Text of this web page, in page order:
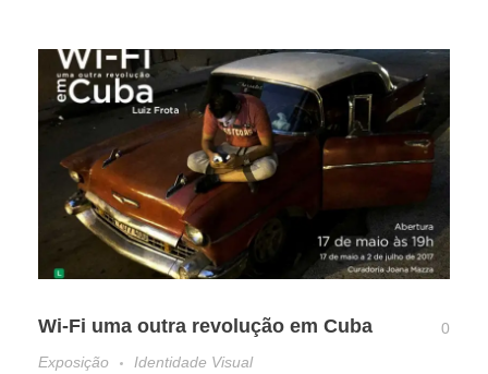
Wi-Fi uma outra revolução em Cuba
0
Exposição
Identidade Visual